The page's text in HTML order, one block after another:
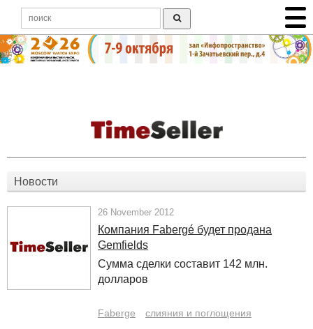
Новости
26 November 2012
Компания Fabergé будет продана
Gemfields
Сумма сделки составит 142 млн.
долларов
Faberge слияния и поглощения